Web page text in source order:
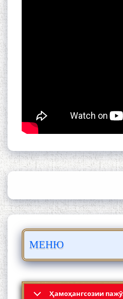
МЕНЮ
Ҳамоҳангсозии
Муҳаммадҷон
Осорхонаи адабии